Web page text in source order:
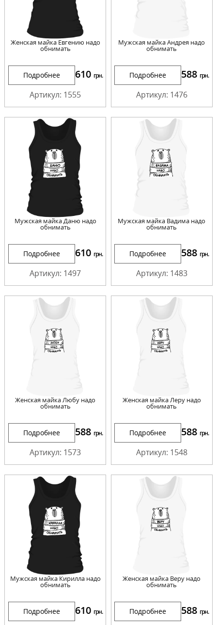
Женская майка Евгению надо
обнимать
Подробнее 610 грн.
Артикул: 1555
Мужская майка Андрея надо
обнимать
Подробнее 588 грн.
Артикул: 1476
Мужская майка Даню надо
обнимать
Подробнее 610 грн.
Артикул: 1497
Мужская майка Вадима надо
обнимать
Подробнее 588 грн.
Артикул: 1483
Женская майка Любу надо
обнимать
Подробнее 588 грн.
Артикул: 1573
Женская майка Леру надо
обнимать
Подробнее 588 грн.
Артикул: 1548
Мужская майка Кирилла надо
обнимать
Подробнее 610 грн.
Женская майка Веру надо
обнимать
Подробнее 588 грн.